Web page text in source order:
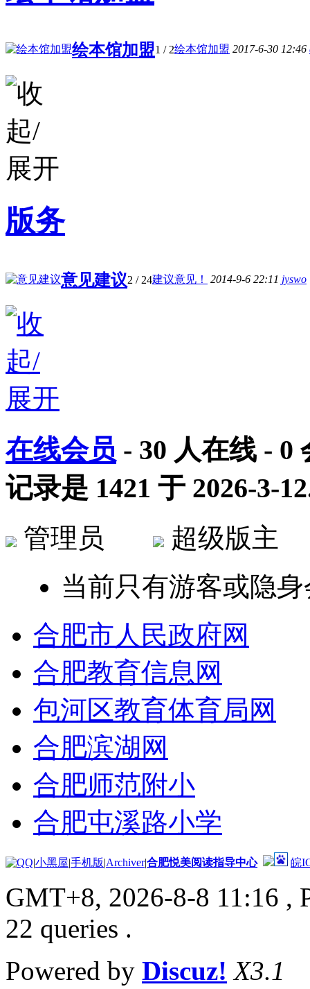
绘本馆加盟1 / 2绘本馆加盟 2017-6-30 12:46
版务
意见建议2 / 24建议意见！ 2014-9-6 22:11 jyswo
在线会员 - 30 人在线 - 0
记录是 1421 于 2026-3-12
管理员
超级版
当前只有游客或隐
合肥市人民政府网
合肥教育信息网
包河区教育体育局网
合肥滨湖网
合肥师范附小
合肥屯溪路小学
|小黑屋|手机版|Archiver|合肥悦美阅读指导中心 皖
GMT+8, 2026-8-8 11:16 ,
22 queries .
Powered by Discuz! X3.1